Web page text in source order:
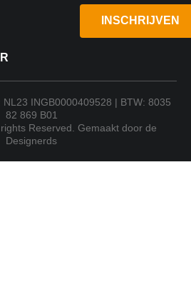
INSCHRIJVEN
NL23 INGB0000409528 | BTW: 8035
82 869 B01
Reserved. Gemaakt door de
Designerds